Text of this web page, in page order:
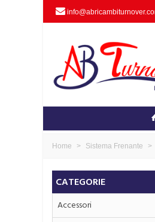
Home > Sistema Frenante >
CATEGORIE
Accessori